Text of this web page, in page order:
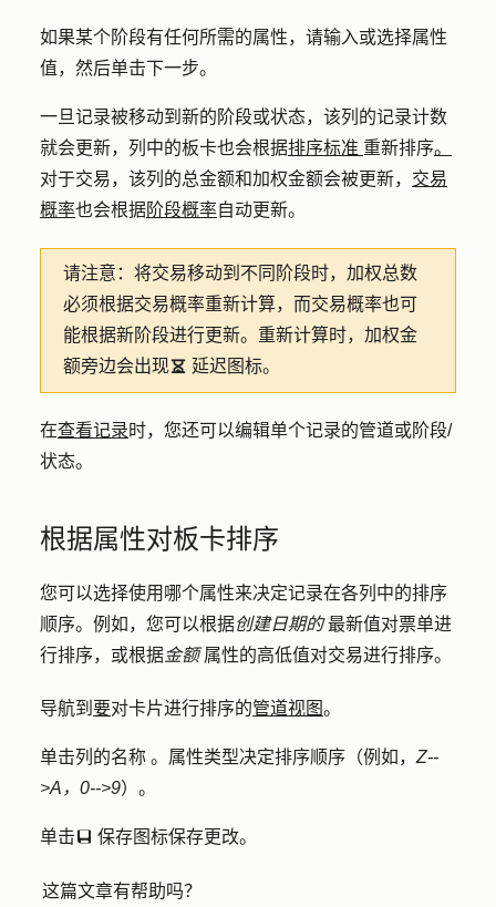
如果某个阶段有任何所需的属性，请输入或选择属性
值，然后单击下一步。
一旦记录被移动到新的阶段或状态，该列的记录计数
就会更新，列中的板卡也会根据排序标准 重新排序。
对于交易，该列的总金额和加权金额会被更新， 交易
概率也会根据阶段概率自动更新。
请注意： 将交易移动到不同阶段时，加权总数
必须根据交易概率重新计算，而交易概率也可
能根据新阶段进行更新。重新计算时，加权金
额旁边会出现delay 延迟图标。
在查看记录时，您还可以编辑单个记录的管道或阶段/
状态。
根据属性对板卡排序
您可以选择使用哪个属性来决定记录在各列中的排序
顺序。例如，您可以根据创建日期的最新值对票单进
行排序，或根据金额属性的高低值对交易进行排序。
导航到 要对卡片进行排序的管道视图。
单击列的名称 。属性类型决定排序顺序（例如， Z--
>A，0-->9）。
单击saveEditableViewIcon 保存图标保存更改。
这篇文章有帮助吗？